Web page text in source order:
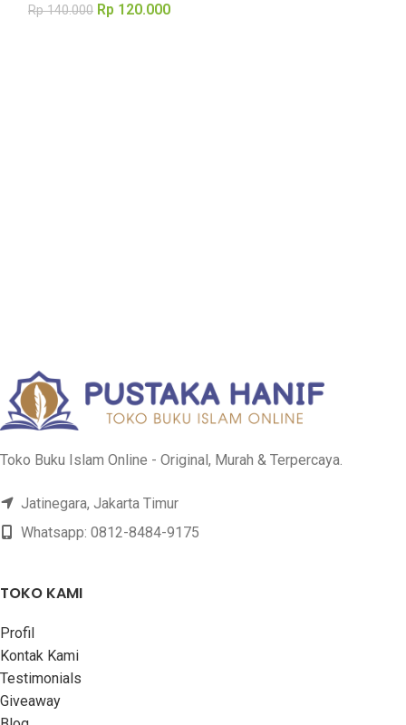
Rp140.000 Rp 120.000
Toko Buku Islam Online - Original, Murah & Terpercaya.
Jatinegara, Jakarta Timur
Whatsapp: 0812-8484-9175
TOKO KAMI
Profil
Kontak Kami
Testimonials
Giveaway